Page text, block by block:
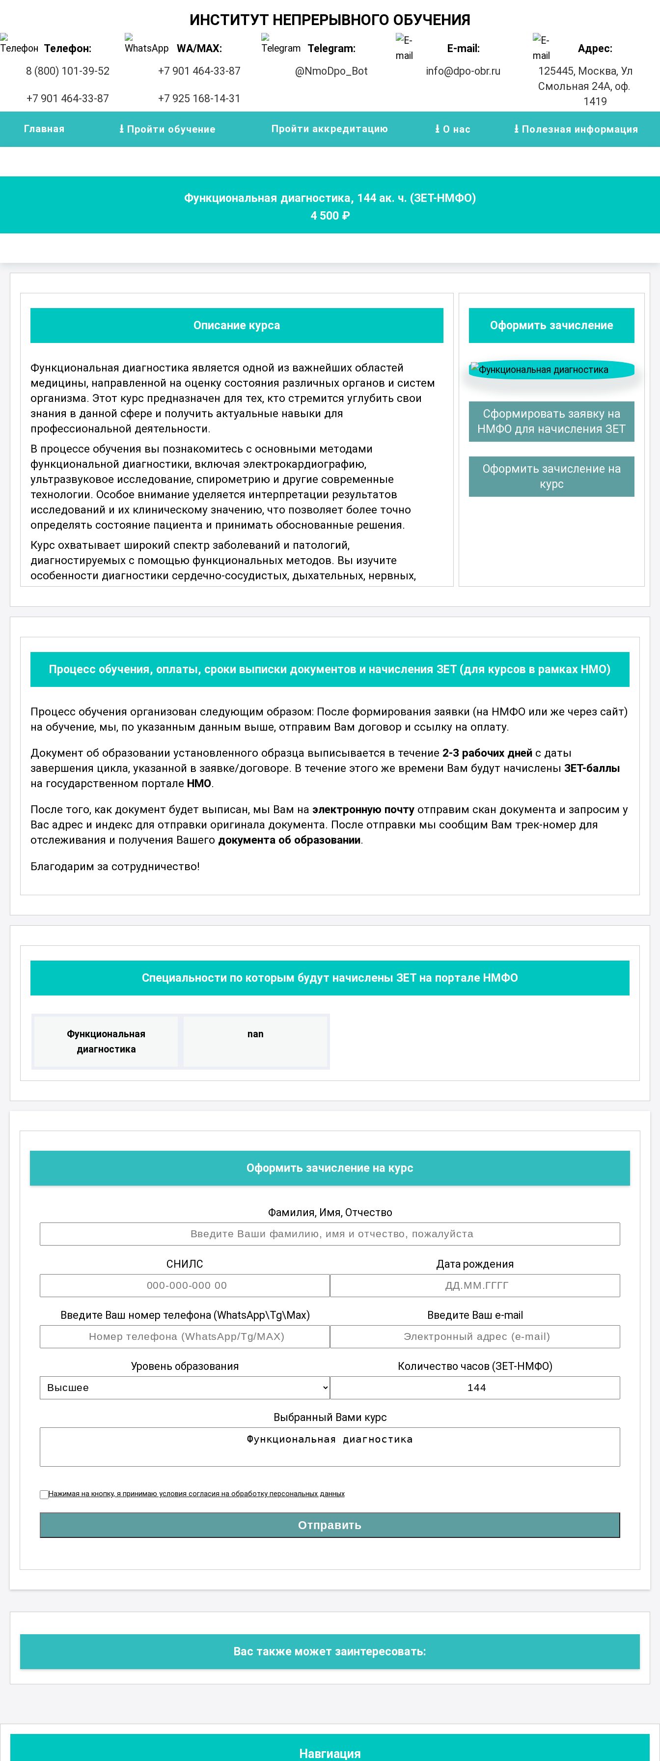
ИНСТИТУТ НЕПРЕРЫВНОГО ОБУЧЕНИЯ
Телефон:
8 (800) 101-39-52
+7 901 464-33-87
WA/MAX:
+7 901 464-33-87
+7 925 168-14-31
Telegram:
@NmoDpo_Bot
E-mail:
info@dpo-obr.ru
Адрес:
125445, Москва, Ул
Смольная 24А, оф.
1419
Главная Пройти обучение Пройти аккредитацию О нас Полезная информация
Функциональная диагностика, 144ак. ч. (ЗЕТ-НМФО)
4 500₽
Описание курса
Функциональная диагностика является одной из важнейших областей
медицины, направленной на оценку состояния различных органов и систем
организма. Этот курс предназначен для тех, кто стремится углубить свои
знания в данной сфере и получить актуальные навыки для
профессиональной деятельности.
В процессе обучения вы познакомитесь с основными методами
функциональной диагностики, включая электрокардиографию,
ультразвуковое исследование, спирометрию и другие современные
технологии. Особое внимание уделяется интерпретации результатов
исследований и их клиническому значению, что позволяет более точно
определять состояние пациента и принимать обоснованные решения.
Курс охватывает широкий спектр заболеваний и патологий,
диагностируемых с помощью функциональных методов. Вы изучите
особенности диагностики сердечно-сосудистых, дыхательных, нервных,
эндокринных и других систем. Это поможет вам эффективно выявлять
различные нарушения и разрабатывать индивидуальные планы лечения.
глубже понять принципы работы диагностического оборудования и
методики проведения исследований. Также предусмотрены задания,
направленные на закрепление полученных знаний и отработку навыков.
сможете учиться в удобное для вас время и в комфортных условиях. Доступ
к материалам курса возможен с любого устройства, что делает процесс
обучения максимально гибким и эффективным.
Погружение в мирфункциональной диагностикиоткроет перед вами новые
горизонты и позволит стать высококвалифицированным специалистом в
данной области. Пройдя обучение, вы сможете уверенно применять
полученные знания на практике и вносить значительный вклад в улучшение
здоровья пациентов.
Курс предназначен для врачей, медицинских работников и всех, кто хочет
Независимо от вашего уровня подготовки, вы найдете здесь полезную
экспертом в этой важной и востребованной области медицинской науки!
Оформить зачисление
Сформировать заявку на
НМФО для начисления ЗЕТ
Оформить зачисление на
курс
Процесс обучения, оплаты, сроки выписки документов и начисления ЗЕТ (для курсов в рамках НМО)
Процесс обучения организован следующим образом: После формирования заявки (на НМФО или же через сайт)
на обучение, мы, по указанным данным выше, отправим Вам договор и ссылку на оплату.
Документ об образовании установленного образца выписывается в течение 2-3 рабочих дней с даты
завершения цикла, указанной в заявке/договоре. В течение этого же времени Вам будут начислены ЗЕТ-баллы
на государственном портале НМО.
После того, как документ будет выписан, мы Вам на электронную почту отправим скан документа и запросим у
Вас адрес и индекс для отправки оригинала документа. После отправки мы сообщим Вам трек-номер для
отслеживания и получения Вашего документа об образовании.
Благодарим за сотрудничество!
Специальности по которым будут начислены ЗЕТ на портале НМФО
Функциональная
диагностика
nan
Оформить зачисление на курс
Фамилия, Имя, Отчество
СНИЛС Дата рождения
Введите Ваш номер телефона (WhatsApp\Tg\Max) Введите Ваш e-mail
Уровень образования Количество часов (ЗЕТ-НМФО)
Выбранный Вами курс
Нажимая на кнопку, я принимаю условия согласия на обработку персональных данных
Отправить
Вас также может заинтересовать:
Навгиация